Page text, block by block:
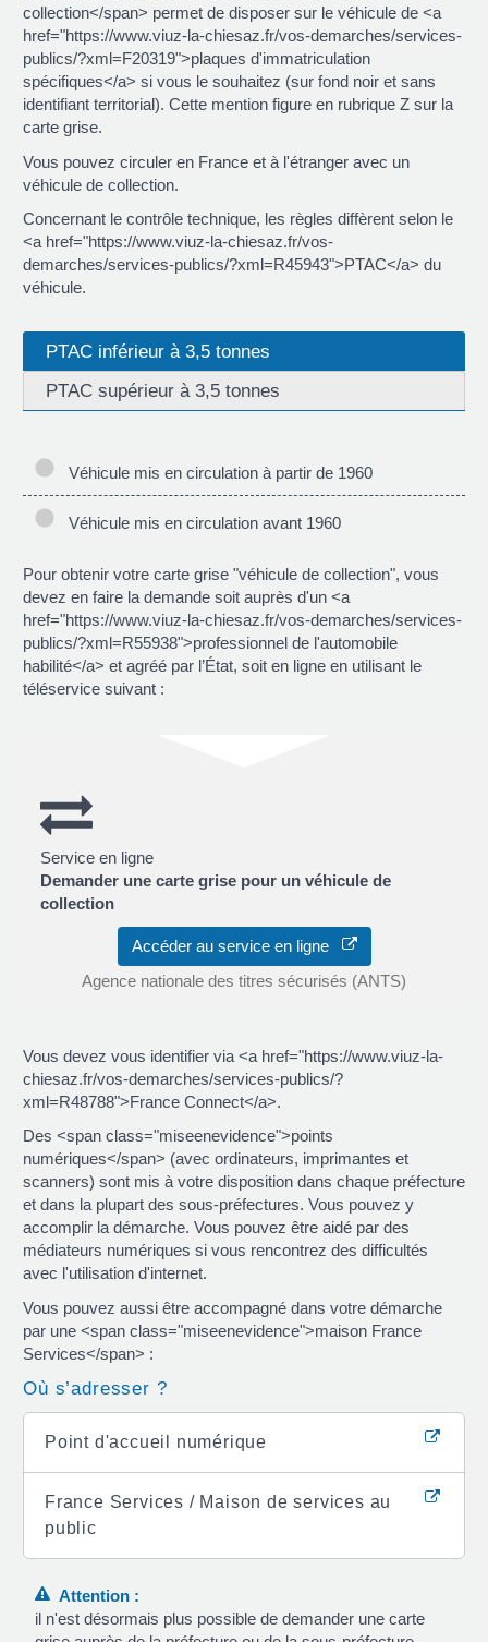
collection</span> permet de disposer sur le véhicule de <a
href="https://www.viuz-la-chiesaz.fr/vos-demarches/services-
publics/?xml=F20319">plaques d'immatriculation
spécifiques</a> si vous le souhaitez (sur fond noir et sans
identifiant territorial). Cette mention figure en rubrique Z sur la
carte grise.
Vous pouvez circuler en France et à l'étranger avec un
véhicule de collection.
Concernant le contrôle technique, les règles diffèrent selon le
<a href="https://www.viuz-la-chiesaz.fr/vos-
demarches/services-publics/?xml=R45943">PTAC</a> du
véhicule.
PTAC inférieur à 3,5 tonnes
PTAC supérieur à 3,5 tonnes
Véhicule mis en circulation à partir de 1960
Véhicule mis en circulation avant 1960
Pour obtenir votre carte grise "véhicule de collection", vous
devez en faire la demande soit auprès d'un <a
href="https://www.viuz-la-chiesaz.fr/vos-demarches/services-
publics/?xml=R55938">professionnel de l'automobile
habilité</a> et agréé par l’État, soit en ligne en utilisant le
téléservice suivant :
Service en ligne
Demander une carte grise pour un véhicule de
collection
Accéder au service en ligne
Agence nationale des titres sécurisés (ANTS)
Vous devez vous identifier via <a href="https://www.viuz-la-
chiesaz.fr/vos-demarches/services-publics/?
xml=R48788">France Connect</a>.
Des <span class="miseenevidence">points
numériques</span> (avec ordinateurs, imprimantes et
scanners) sont mis à votre disposition dans chaque préfecture
et dans la plupart des sous-préfectures. Vous pouvez y
accomplir la démarche. Vous pouvez être aidé par des
médiateurs numériques si vous rencontrez des difficultés
avec l'utilisation d'internet.
Vous pouvez aussi être accompagné dans votre démarche
par une <span class="miseenevidence">maison France
Services</span> :
Où s’adresser ?
Point d'accueil numérique
France Services / Maison de services au
public
Attention :
il n'est désormais plus possible de demander une carte